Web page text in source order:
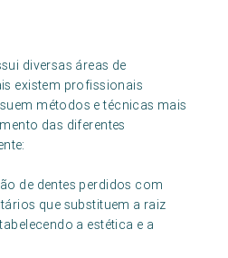
diversas áreas de
existem profissionais
métodos e técnicas mais
das diferentes
de dentes perdidos com
que substituem a raiz
a estética e a